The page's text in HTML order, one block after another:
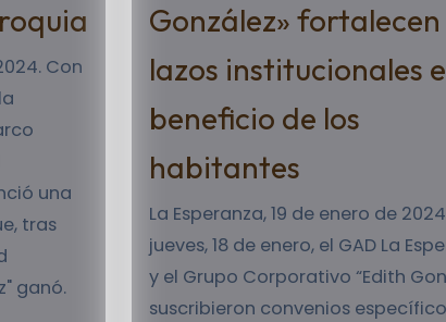
Con
una
tras
ganó.
González» fortalecen
lazos institucionales
beneficio de los
habitantes
La Esperanza, 19 de enero de
jueves, 18 de enero, el GAD La
y el Grupo Corporativo “Edith
suscribieron convenios